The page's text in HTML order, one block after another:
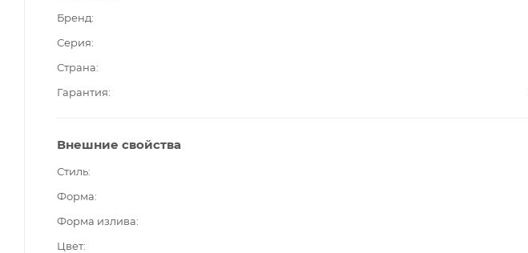
Бренд
Серия
Страна
Гарантия
Внешние свойства
Стиль
Форма
Форма излива
Цвет